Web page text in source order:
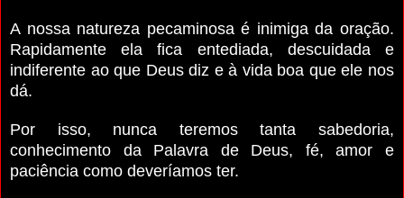
A nossa natureza pecaminosa é inimiga da oração.
Rapidamente ela fica entediada, descuidada e
indiferente ao que Deus diz e à vida boa que ele nos
dá.
Por isso, nunca teremos tanta sabedoria,
conhecimento da Palavra de Deus, fé, amor e
paciência como deveríamos ter.